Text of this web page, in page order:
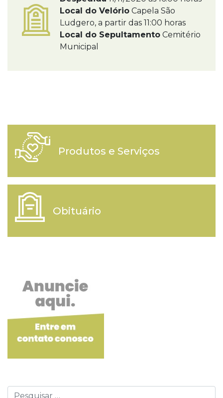
Local do Velório Capela São
Ludgero, a partir das 11:00 horas
Local do Sepultamento Cemitério
Municipal
Produtos e Serviços
Obituário